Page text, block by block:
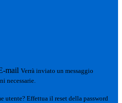
mail Verrà inviato un messaggio
necessarie.
utente? Effettua il reset della password